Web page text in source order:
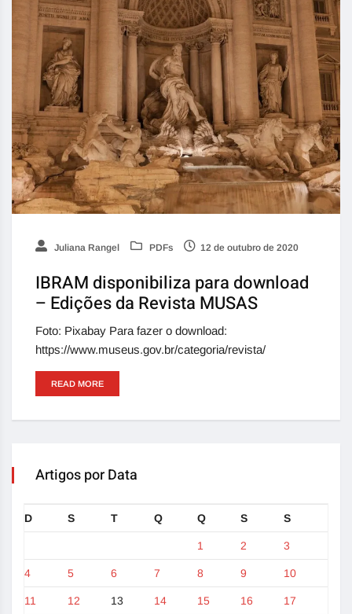
Juliana Rangel PDFs 12 de outubro de 2020
IBRAM disponibiliza para download
– Edições da Revista MUSAS
Foto: Pixabay Para fazer o download:
https://www.museus.gov.br/categoria/revista/
READ MORE
Artigos por Data
D S T Q Q S S
1 2 3
4 5 6 7 8 9 10
11 12 13 14 15 16 17